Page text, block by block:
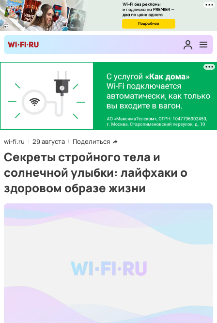
wi-fi.ru 29 августа Поделиться
Секреты стройного тела и
солнечной улыбки: лайфхаки о
здоровом образе жизни